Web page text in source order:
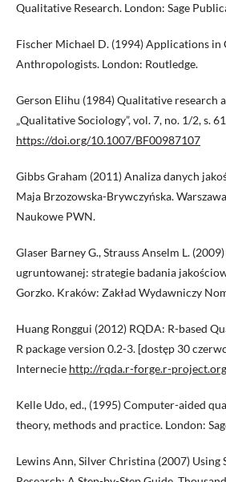
Qualitative Research. London: Sage
Fischer Michael D. (1994) Applications in
Anthropologists. London: Routledge.
Gerson Elihu (1984) Qualitative research
„Qualitative Sociology”, vol. 7, no. 1/2, s.
https://doi.org/10.1007/BF00987107
Gibbs Graham (2011) Analiza danych
Maja Brzozowska-Brywczyńska.
Naukowe PWN.
Glaser Barney G., Strauss Anselm L.
ugruntowanej: strategie badania
Gorzko. Kraków: Zakład Wydawniczy
Huang Ronggui (2012) RQDA: R-based
R package version 0.2-3. [dostęp 30
Internecie http://rqda.r-forge.r-
Kelle Udo, ed., (1995) Computer-aided
theory, methods and practice. London:
Lewins Ann, Silver Christina (2007)